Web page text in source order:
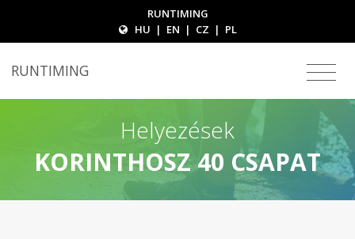
RUNTIMING
HU | EN | CZ | PL
RUNTIMING
Helyezések
KORINTHOSZ 40 CSAPAT